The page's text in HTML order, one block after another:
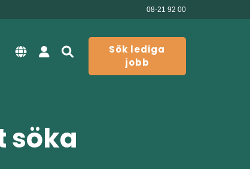
08-21 92 00
Sök lediga
jobb
söka